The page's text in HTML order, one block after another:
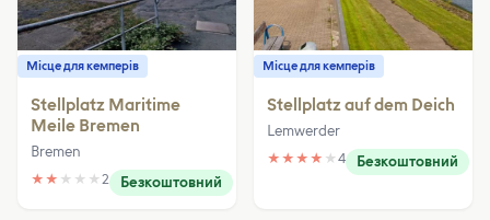
Місце для кемперів
Stellplatz Maritime
Meile Bremen
Bremen
★ ★ ★ ★ ★ 2 Безкоштовний
Місце для кемперів
Stellplatz auf dem Deich
Lemwerder
★ ★ ★ ★ ★ 4 Безкоштовний